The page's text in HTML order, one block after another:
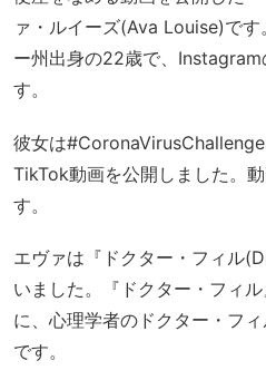
ァ・ルイーズ(Ava Louise)で
ー州出身の22歳で、
す。
彼女は
TikTok動画を公開しました。
す。
エヴァは『ドクター・フィル
いました。『ドクター・フィ
に、心理学者のドクター・フ
です。